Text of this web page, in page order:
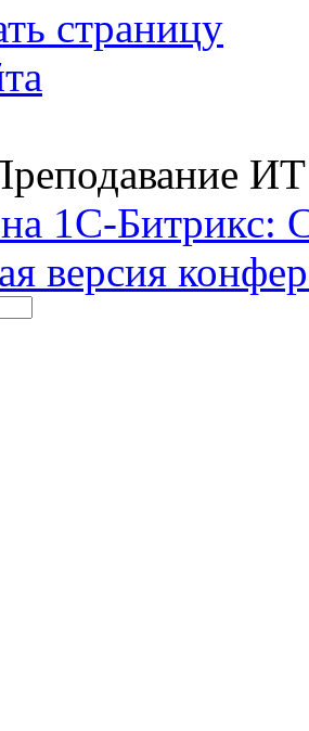
страницу
на 1С-Битрикс:
версия